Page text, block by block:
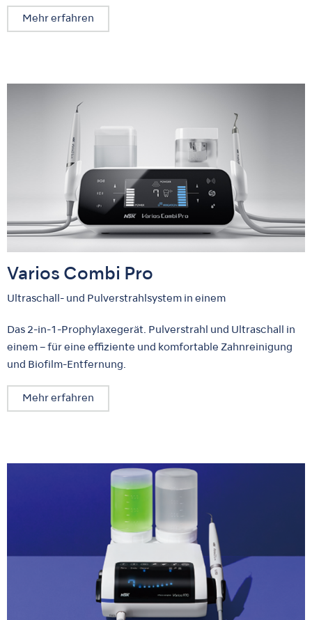
Mehr erfahren
Varios Combi Pro
Ultraschall- und Pulverstrahlsystem in einem
Das 2-in-1-Prophylaxegerät. Pulverstrahl und Ultraschall in
einem – für eine effiziente und komfortable Zahnreinigung
und Biofilm-Entfernung.
Mehr erfahren